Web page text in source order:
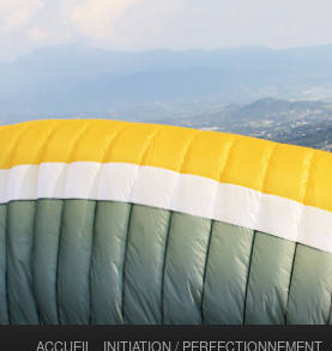
ACCUEIL INITIATION / PERFECTIONNEMENT